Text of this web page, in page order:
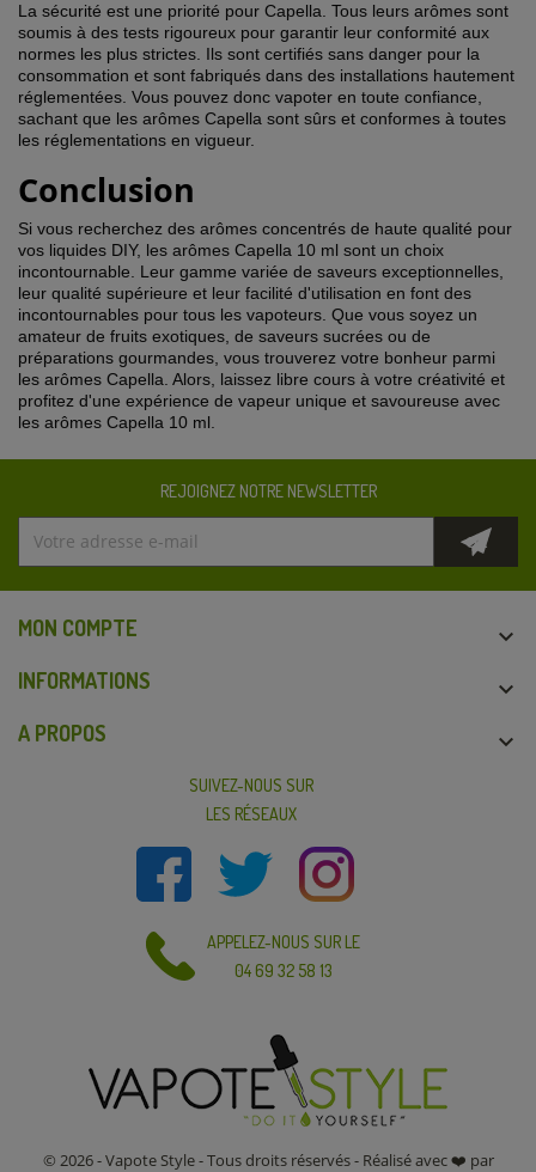
La sécurité est une priorité pour Capella. Tous leurs arômes sont
soumis à des tests rigoureux pour garantir leur conformité aux
normes les plus strictes. Ils sont certifiés sans danger pour la
consommation et sont fabriqués dans des installations hautement
réglementées. Vous pouvez donc vapoter en toute confiance,
sachant que les arômes Capella sont sûrs et conformes à toutes
les réglementations en vigueur.
Conclusion
Si vous recherchez des arômes concentrés de haute qualité pour
vos liquides DIY, les arômes Capella 10 ml sont un choix
incontournable. Leur gamme variée de saveurs exceptionnelles,
leur qualité supérieure et leur facilité d'utilisation en font des
incontournables pour tous les vapoteurs. Que vous soyez un
amateur de fruits exotiques, de saveurs sucrées ou de
préparations gourmandes, vous trouverez votre bonheur parmi
les arômes Capella. Alors, laissez libre cours à votre créativité et
profitez d'une expérience de vapeur unique et savoureuse avec
les arômes Capella 10 ml.
REJOIGNEZ NOTRE NEWSLETTER
MON COMPTE 
INFORMATIONS 
A PROPOS 
SUIVEZ-NOUS SUR
LES RÉSEAUX
APPELEZ-NOUS SUR LE
04 69 32 58 13
© 2026 - Vapote Style - Tous droits réservés - Réalisé avec ❤️ par